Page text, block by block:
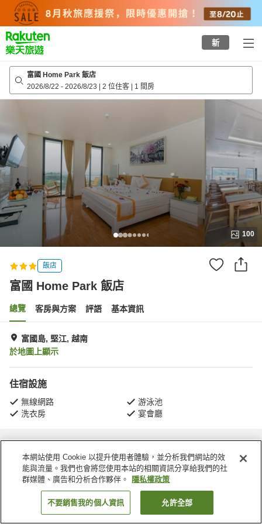
top
page
新
富國 Home Park 飯店
2026/8/22 - 2026/8/23 | 2 位住客 | 1 間房
100
飯店
富國 Home Park 飯店
總覽 客房與方案 評語 基本資訊
富國島, 堅江, 越南
於地圖上顯示
住宿設施
無線網路
游泳池
洗衣房
宴會廳
首頁 越南 堅江 富國島 富國 Home Park 飯店
找客房
本網站使用 Cookie 以提升使用者體驗，並分析我們網站的效
能與流量。我們也會將您使用本站的相關資訊分享給我們的社
群媒體、廣告和分析合作夥伴。
隱私權政策
不要銷售我的個人資訊 允許全部